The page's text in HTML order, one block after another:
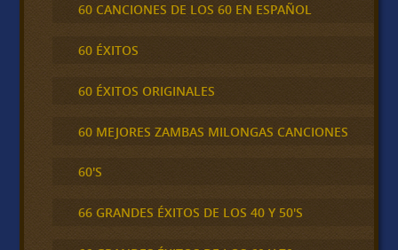
60 CANCIONES DE LOS 60 EN ESPAÑOL
60 ÉXITOS
60 ÉXITOS ORIGINALES
60 MEJORES ZAMBAS MILONGAS CANCIONES
60'S
66 GRANDES ÉXITOS DE LOS 40 Y 50'S